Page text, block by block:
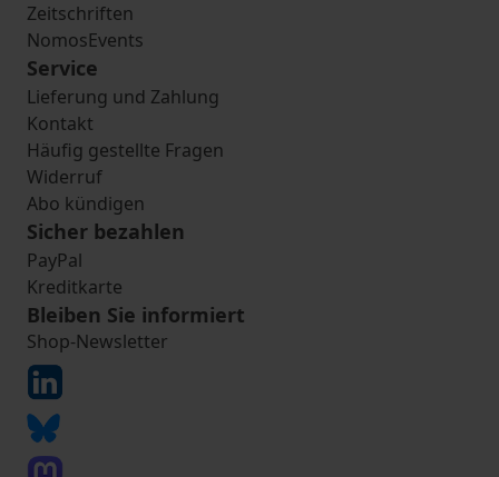
Zeitschriften
NomosEvents
Service
Lieferung und Zahlung
Kontakt
Häufig gestellte Fragen
Widerruf
Abo kündigen
Sicher bezahlen
PayPal
Kreditkarte
Bleiben Sie informiert
Shop-Newsletter